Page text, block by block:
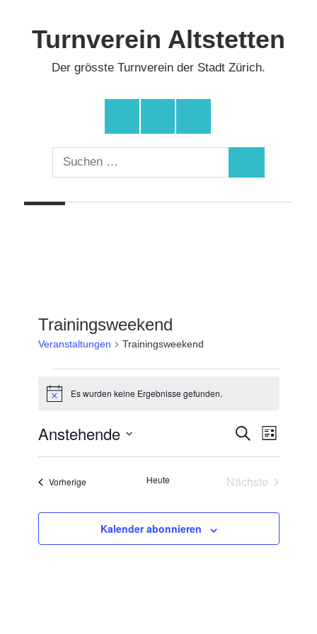
Inhalt
springen
Turnverein Altstetten
Der grösste Turnverein der Stadt Zürich.
Suchen
nach:
Trainingsweekend
Veranstaltungen Trainingsweekend
Veranstaltungen
HinweisEs wurden keine Ergebnisse gefunden.
Suche
und
Suche
Liste
Anstehende
Datum
wählen.
VorherigeVeranstaltungenHeute
Nächste
Kalender abonnieren